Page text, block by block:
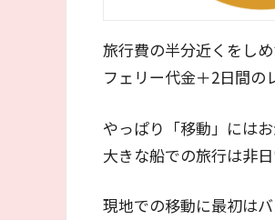
旅行費の半分近くをしめ
フェリー代金＋2日間の
やっぱり「移動」には
大きな船での旅行は非
現地での移動に最初は